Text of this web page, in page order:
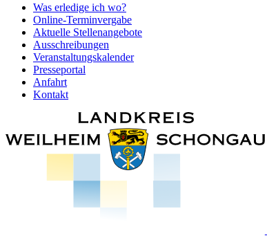
Was erledige ich wo?
Online-Terminvergabe
Aktuelle Stellenangebote
Ausschreibungen
Veranstaltungskalender
Presseportal
Anfahrt
Kontakt